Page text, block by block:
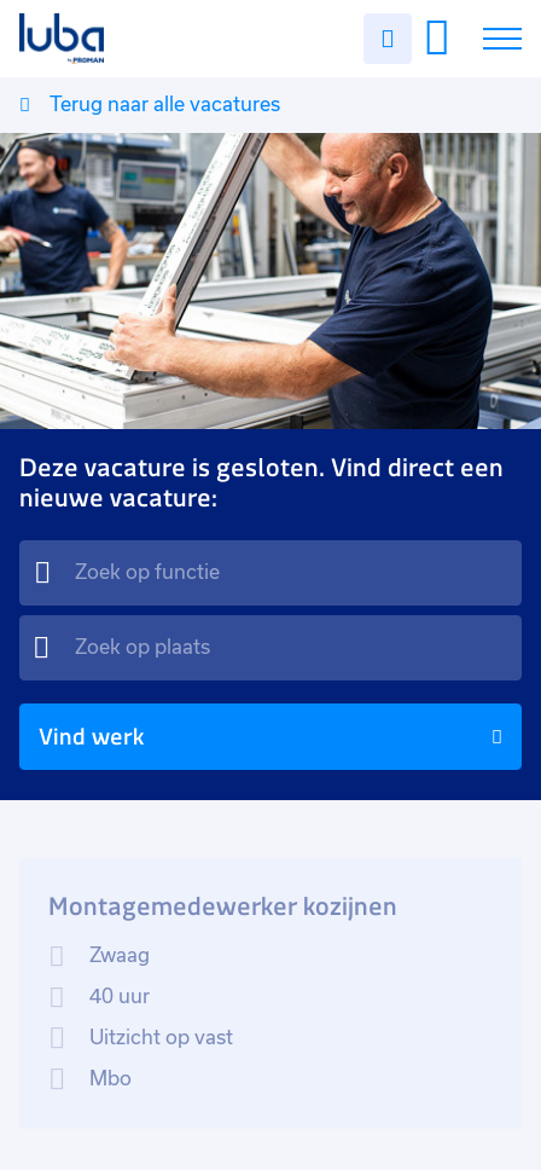
Uren
Vacatures
Over ons
Voor werkgevers
Contact
Terug naar alle vacatures
Deze vacature is gesloten. Vind direct een
nieuwe vacature:
Vind werk
Montagemedewerker kozijnen
Zwaag
40 uur
Uitzicht op vast
Mbo